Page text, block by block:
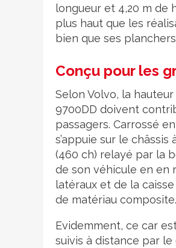
longueur et 4,20 m de
plus haut que les
bien que ses
Conçu pour les
Selon Volvo, la
9700DD doivent
passagers. Carrossé
s’appuie sur le
(460 ch) relayé par la
de son véhicule en en
latéraux et de la
de matériau composite.
Evidemment, ce car
suivis à distance par